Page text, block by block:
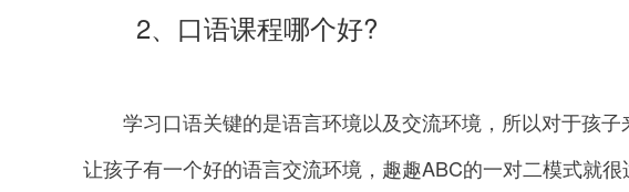
2、口语课程哪个好?
学习口语关键的是语言环境以及交流环境，所以对于孩子
让孩子有一个好的语言交流环境，趣趣ABC的一对二模式就